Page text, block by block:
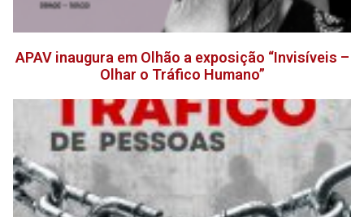
APAV inaugura em Olhão a exposição “Invisíveis –
Olhar o Tráfico Humano”